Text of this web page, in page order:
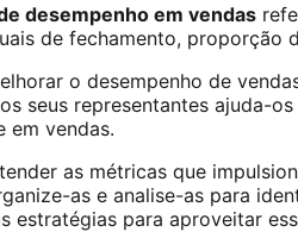
desempenho em vendas
de fechamento, proporção
o desempenho de
seus representantes ajuda-
em vendas.
as métricas que
as e analise-as para
estratégias para aproveitar